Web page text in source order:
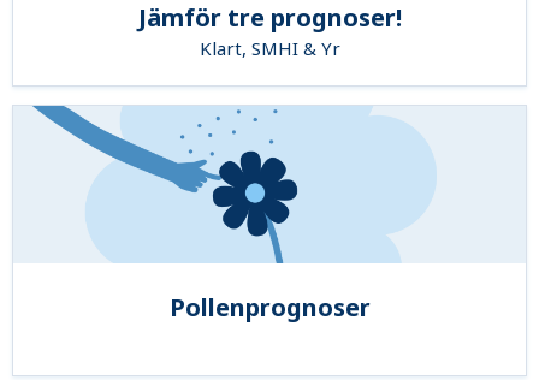
Jämför tre prognoser!
Klart, SMHI & Yr
Pollenprognoser